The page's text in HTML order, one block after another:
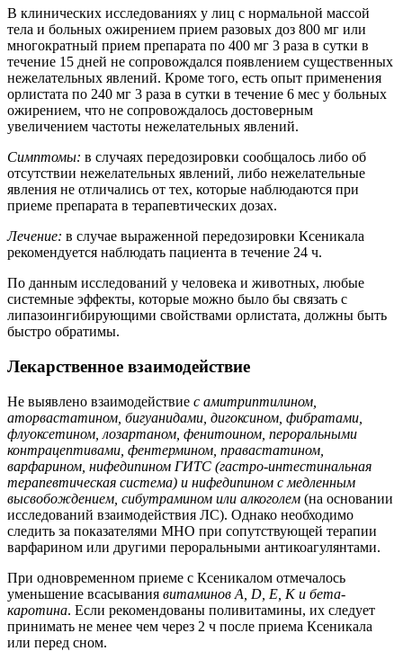
В клинических исследованиях у лиц с нормальной массой
тела и больных ожирением прием разовых доз 800 мг или
многократный прием препарата по 400 мг 3 раза в сутки в
течение 15 дней не сопровождался появлением существенных
нежелательных явлений. Кроме того, есть опыт применения
орлистата по 240 мг 3 раза в сутки в течение 6 мес у больных
ожирением, что не сопровождалось достоверным
увеличением частоты нежелательных явлений.
Симптомы: в случаях передозировки сообщалось либо об
отсутствии нежелательных явлений, либо нежелательные
явления не отличались от тех, которые наблюдаются при
приеме препарата в терапевтических дозах.
Лечение: в случае выраженной передозировки Ксеникала
рекомендуется наблюдать пациента в течение 24 ч.
По данным исследований у человека и животных, любые
системные эффекты, которые можно было бы связать с
липазоингибирующими свойствами орлистата, должны быть
быстро обратимы.
Лекарственное взаимодействие
Не выявлено взаимодействие с амитриптилином,
аторвастатином, бигуанидами, дигоксином, фибратами,
флуоксетином, лозартаном, фенитоином, пероральными
контрацептивами, фентермином, правастатином,
варфарином, нифедипином ГИТС (гастро-интестинальная
терапевтическая система) и нифедипином с медленным
высвобождением, сибутрамином или алкоголем (на основании
исследований взаимодействия ЛС). Однако необходимо
следить за показателями МНO при сопутствующей терапии
варфарином или другими пероральными антикоагулянтами.
При одновременном приеме с Ксеникалом отмечалось
уменьшение всасывания витаминов A, D, Е, К и бета-
каротина. Если рекомендованы поливитамины, их следует
принимать не менее чем через 2 ч после приема Ксеникала
или перед сном.